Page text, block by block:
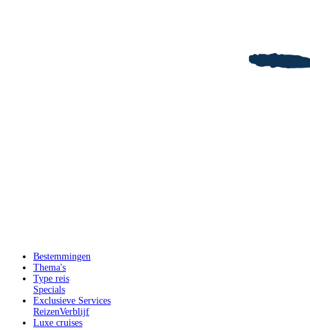
Bestemmingen
Thema's
Type reis
Specials
Exclusieve Services
ReizenVerblijf
Luxe cruises